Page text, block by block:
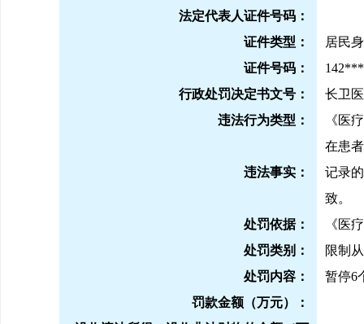
法定代表人证件号码：
证件类型：
居民
证件号码：
14
行政处罚决定书文号：
长卫
违法行为类型：
《医
违法事实：
在患
记录
致。
处罚依据：
《医
处罚类别：
限制
处罚内容：
暂停6
罚款金额（万元）：